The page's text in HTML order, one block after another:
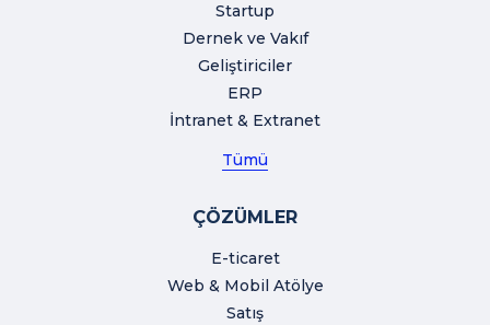
Startup
Dernek ve Vakıf
Geliştiriciler
ERP
İntranet & Extranet
Tümü
ÇÖZÜMLER
E-ticaret
Web & Mobil Atölye
Satış